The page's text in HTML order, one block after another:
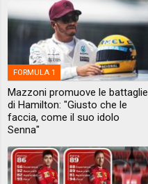
FORMULA 1
Mazzoni promuove le battaglie
di Hamilton: "Giusto che le
faccia, come il suo idolo
Senna"